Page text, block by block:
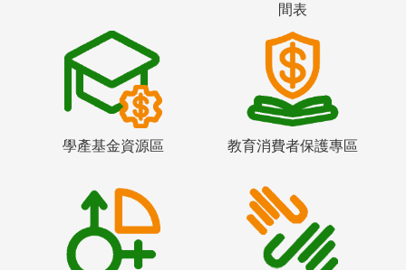
間表
學產基金資源區 教育消費者保護專區